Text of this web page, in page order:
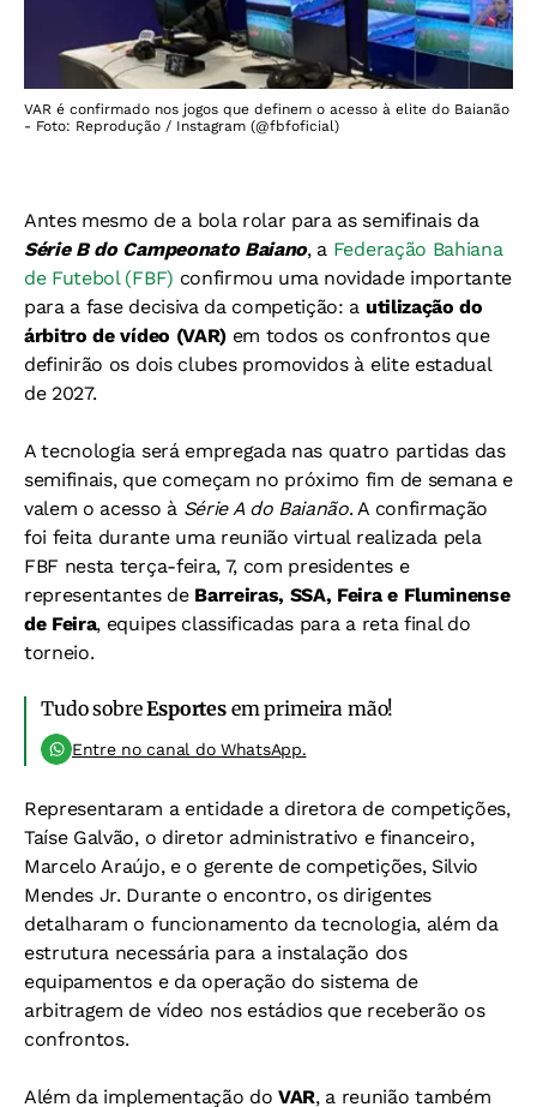
VAR é confirmado nos jogos que definem o acesso à elite do Baianão
- Foto: Reprodução / Instagram (@fbfoficial)
Antes mesmo de a bola rolar para as semifinais da
Série B do Campeonato Baiano, a Federação Bahiana
de Futebol (FBF) confirmou uma novidade importante
para a fase decisiva da competição: a utilização do
árbitro de vídeo (VAR)em todos os confrontos que
definirão os dois clubes promovidos à elite estadual
de 2027.
A tecnologia será empregada nas quatro partidas das
semifinais, que começam no próximo fim de semana e
valem o acesso à Série A do Baianão. A confirmação
foi feita durante uma reunião virtual realizada pela
FBF nesta terça-feira, 7, com presidentes e
representantes de Barreiras, SSA, Feira e Fluminense
de Feira, equipes classificadas para a reta final do
torneio.
Tudo sobreEsportesem primeira mão!
Entre no canal do WhatsApp.
Representaram a entidade a diretora de competições,
Taíse Galvão, o diretor administrativo e financeiro,
Marcelo Araújo, e o gerente de competições, Silvio
Mendes Jr. Durante o encontro, os dirigentes
detalharam o funcionamento da tecnologia, além da
estrutura necessária para a instalação dos
equipamentos e da operação do sistema de
arbitragem de vídeo nos estádios que receberão os
confrontos.
Além da implementação do VAR, a reunião também